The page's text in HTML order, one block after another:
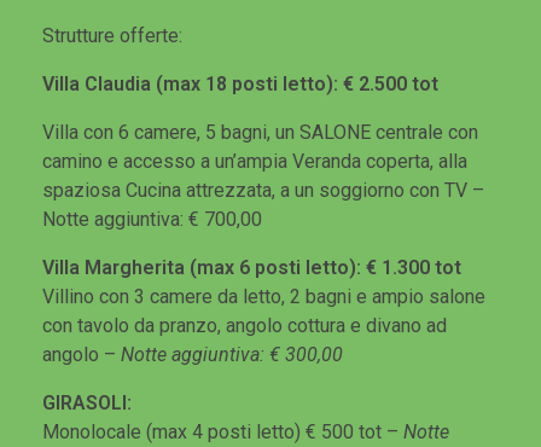
Strutture offerte:
Villa Claudia (max 18 posti letto): € 2.500 tot
Villa con 6 camere, 5 bagni, un SALONE centrale con
camino e accesso a un’ampia Veranda coperta, alla
spaziosa Cucina attrezzata, a un soggiorno con TV –
Notte aggiuntiva: € 700,00
Villa Margherita (max 6 posti letto): € 1.300 tot
Villino con 3 camere da letto, 2 bagni e ampio salone
con tavolo da pranzo, angolo cottura e divano ad
angolo – Notte aggiuntiva: € 300,00
GIRASOLI:
Monolocale (max 4 posti letto) € 500 tot – Notte